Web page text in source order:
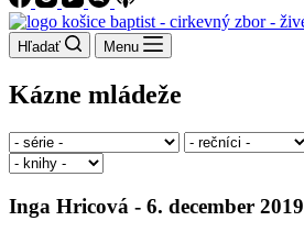
Hľadať Menu
Kázne mládeže
Inga Hricová - 6. december 2019